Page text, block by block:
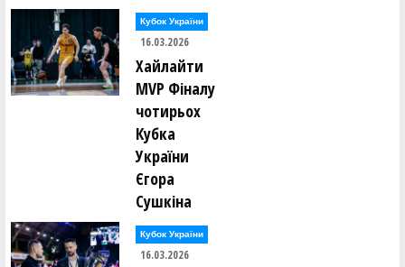
Кубок України
16.03.2026
Хайлайти
MVP Фіналу
чотирьох
Кубка
України
Єгора
Сушкіна
Кубок України
16.03.2026